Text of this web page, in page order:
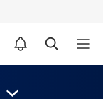
알림설정 바로가기 검색 바로가기 메뉴 열기